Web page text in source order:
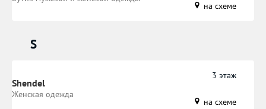
на схеме
S
Shendel
Женская одежда
3 этаж
на схеме